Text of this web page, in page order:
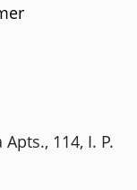
114, I. P.